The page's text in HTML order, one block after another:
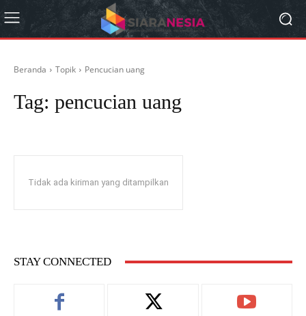
Beranda Topik Pencucian uang
Tag: pencucian uang
Tidak ada kiriman yang ditampilkan
STAY CONNECTED